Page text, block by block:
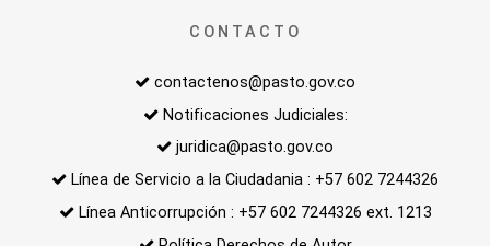
CONTACTO
contactenos@pasto.gov.co
Notificaciones Judiciales:
juridica@pasto.gov.co
Línea de Servicio a la Ciudadania : +57 602 7244326
Línea Anticorrupción : +57 602 7244326 ext. 1213